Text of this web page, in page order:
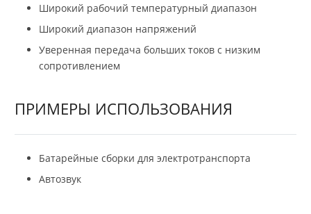
Широкий рабочий температурный диапазон
Широкий диапазон напряжений
Уверенная передача больших токов с низким
сопротивлением
ПРИМЕРЫ ИСПОЛЬЗОВАНИЯ
Батарейные сборки для электротранспорта
Автозвук